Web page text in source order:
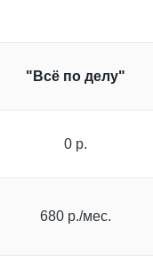
"Всё по делу"
0 р.
680 р./мес.